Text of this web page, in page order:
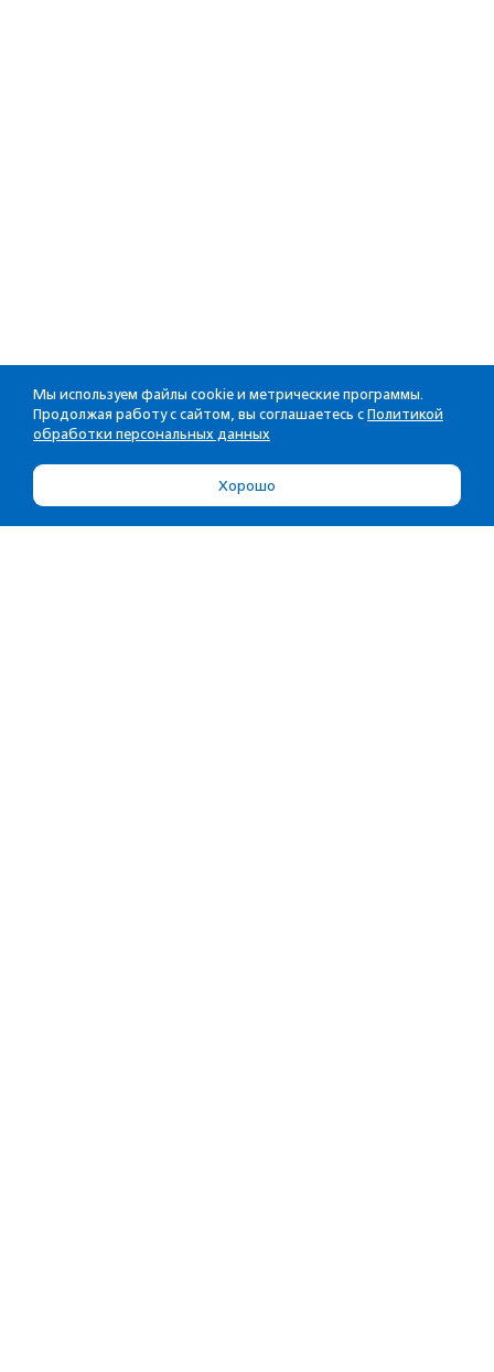
Мы используем файлы cookie и метрические программы.
Продолжая работу с сайтом, вы соглашаетесь с Политикой
обработки персональных данных
Хорошо